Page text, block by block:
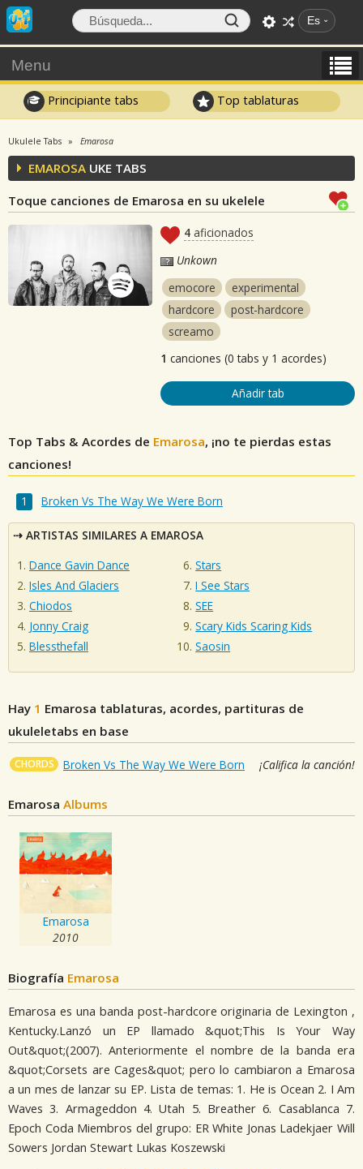
Es
Menu
Principiante tabs Top tablaturas
Ukulele Tabs Emarosa
EMAROSA UKE TABS
Toque canciones de Emarosa en su ukelele
4 aficionados
Unkown
emocore
experimental
hardcore
post-hardcore
screamo
1 canciones (0 tabs y 1 acordes)
Añadir tab
Top Tabs & Acordes de Emarosa, ¡no te pierdas estas
canciones!
Broken Vs The Way We Were Born
ARTISTAS SIMILARES A EMAROSA
Dance Gavin Dance
Isles And Glaciers
Chiodos
Jonny Craig
Blessthefall
Stars
I See Stars
SEE
Scary Kids Scaring Kids
Saosin
Hay 1 Emarosa tablaturas, acordes, partituras de
ukuleletabs en base
CHORDS Broken Vs The Way We Were Born ¡Califica la canción!
Emarosa Albums
Emarosa
2010
Biografía Emarosa
Emarosa es una banda post-hardcore originaria de Lexington ,
Kentucky.Lanzó un EP llamado &quot;This Is Your Way
Out&quot;(2007). Anteriormente el nombre de la banda era
&quot;Corsets are Cages&quot; pero lo cambiaron a Emarosa
a un mes de lanzar su EP. Lista de temas: 1. He is Ocean 2. I Am
Waves 3. Armageddon 4. Utah 5. Breather 6. Casablanca 7.
Epoch Coda Miembros del grupo: ER White Jonas Ladekjaer Will
Sowers Jordan Stewart Lukas Koszewski